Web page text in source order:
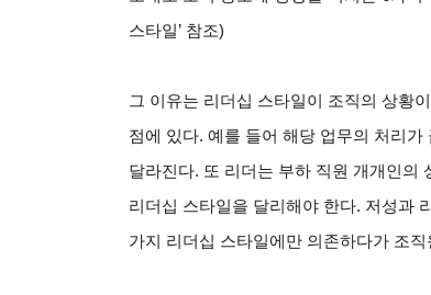
스타일’ 참조)
그 이유는 리더십 스타일이 조직의 상황
점에 있다. 예를 들어 해당 업무의 처리
달라진다. 또 리더는 부하 직원 개개인의
리더십 스타일을 달리해야 한다. 저성과
가지 리더십 스타일에만 의존하다가 조